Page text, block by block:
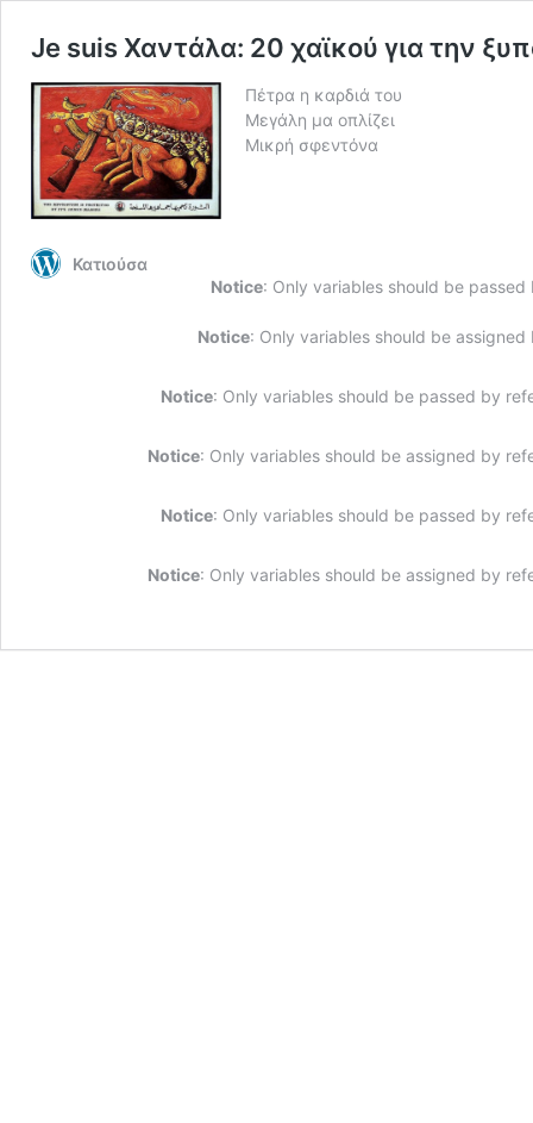
Je suis Χαντάλα: 20 χαϊκού για την
Πέτρα η καρδιά του
Μεγάλη μα οπλίζει
Μικρή σφεντόνα
Κατιούσα
Notice: Only variables should be
Notice: Only variables should be
Notice: Only variables should be passed by
Notice: Only variables should be assigned by
Notice: Only variables should be passed by
Notice: Only variables should be assigned by